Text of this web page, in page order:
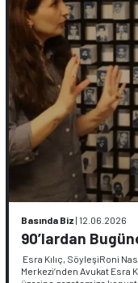
Basında Biz |12.06.2026
90’lardan
Esra Kılıç, SöyleşiRoni
Merkezi’nden Avukat Esra